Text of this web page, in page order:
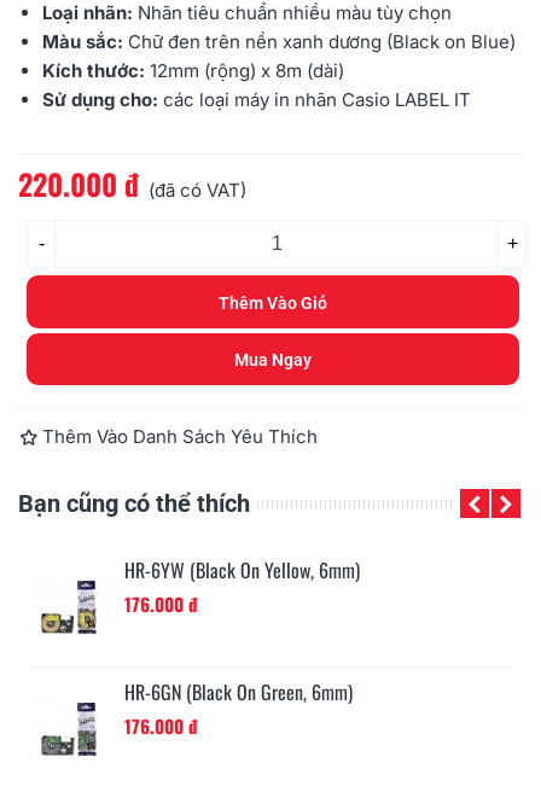
Loại nhãn: Nhãn tiêu chuẩn nhiều màu tùy chọn
Màu sắc: Chữ đen trên nền xanh dương (Black on Blue)
Kích thước: 12mm (rộng) x 8m (dài)
Sử dụng cho: các loại máy in nhãn Casio LABEL IT
Đọc thêm
220.000 đ (đã có VAT)
- +
Thêm Vào Giỏ
Mua Ngay
Thêm Vào Danh Sách Yêu Thích
Bạn cũng có thể thích
HR-6YW (Black On Yellow, 6mm)
176.000 đ
HR-6GN (Black On Green, 6mm)
176.000 đ